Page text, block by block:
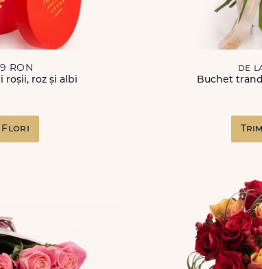
RON
roșii, roz și albi
Flori
de
Buchet